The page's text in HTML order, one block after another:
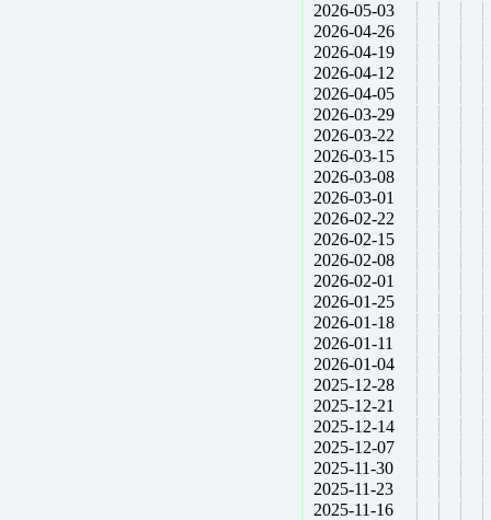
2026-05-03
2026-04-26
2026-04-19
2026-04-12
2026-04-05
2026-03-29
2026-03-22
2026-03-15
2026-03-08
2026-03-01
2026-02-22
2026-02-15
2026-02-08
2026-02-01
2026-01-25
2026-01-18
2026-01-11
2026-01-04
2025-12-28
2025-12-21
2025-12-14
2025-12-07
2025-11-30
2025-11-23
2025-11-16